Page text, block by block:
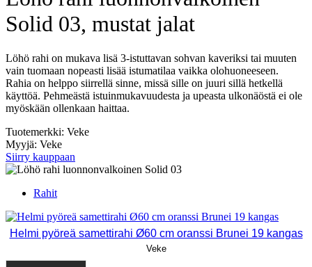
Solid 03, mustat jalat
Löhö rahi on mukava lisä 3-istuttavan sohvan kaveriksi tai muuten
vain tuomaan nopeasti lisää istumatilaa vaikka olohuoneeseen.
Rahia on helppo siirrellä sinne, missä sille on juuri sillä hetkellä
käyttöä. Pehmeästä istuinmukavuudesta ja upeasta ulkonäöstä ei ole
myöskään ollenkaan haittaa.
Tuotemerkki: Veke
Myyjä: Veke
Siirry kauppaan
Rahit
Helmi pyöreä samettirahi Ø60 cm oranssi Brunei 19 kangas
Veke